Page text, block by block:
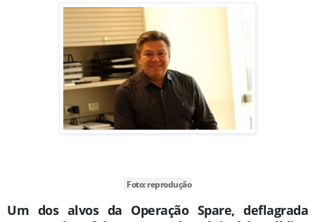
Foto: reprodução
Um dos alvos da Operação Spare, deflagrada